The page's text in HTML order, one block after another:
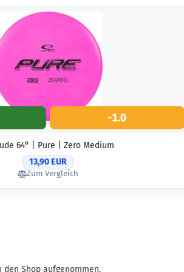
-1.0
64° | Pure | Zero Medium
13,90 EUR
Zum Vergleich
den Shop aufgenommen.